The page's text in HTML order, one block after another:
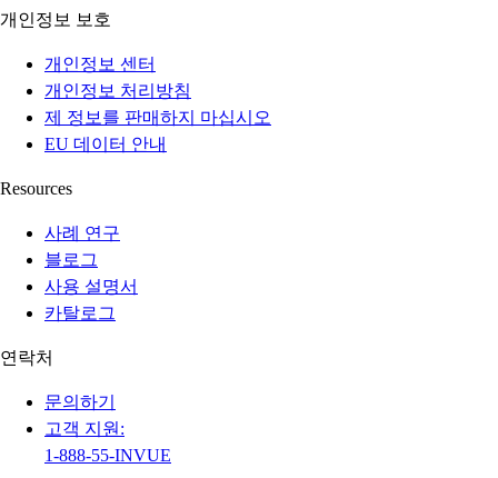
개인정보 보호
개인정보 센터
개인정보 처리방침
제 정보를 판매하지 마십시오
EU 데이터 안내
Resources
사례 연구
블로그
사용 설명서
카탈로그
연락처
문의하기
고객 지원:
1-888-55-INVUE